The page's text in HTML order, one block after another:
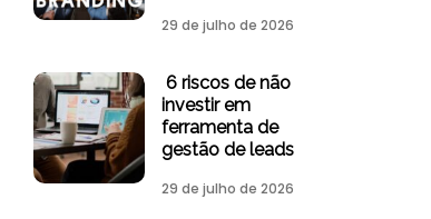
29 de julho de 2026
6 riscos de não
investir em
ferramenta de
gestão de leads
29 de julho de 2026